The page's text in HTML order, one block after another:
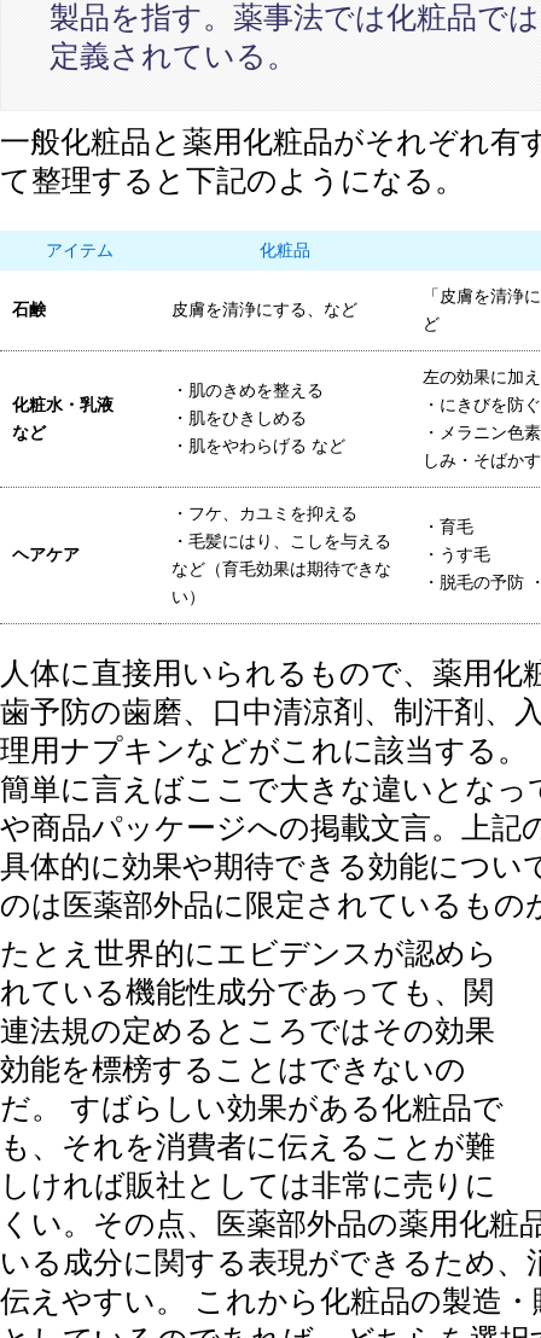
製品を指す。薬事法では化粧品で
定義されている。
一般化粧品と薬用化粧品がそれぞれ有
て整理すると下記のようになる。
アイテム 化粧品
石鹸 皮膚を清浄にする、など
「皮膚を清浄
ど
化粧水・乳液
など
・肌のきめを整える
・肌をひきしめる
・肌をやわらげる など
左の効果に加
・にきびを防ぐ
・メラニン色
しみ・そばか
ヘアケア
・フケ、カユミを抑える
・毛髪にはり、こしを与える
など（育毛効果は期待できな
い）
・育毛
・うす毛
・脱毛の予防
人体に直接用いられるもので、薬用化
歯予防の歯磨、口中清涼剤、制汗剤、
理用ナプキンなどがこれに該当する。
簡単に言えばここで大きな違いとなっ
や商品パッケージへの掲載文言。上記
具体的に効果や期待できる効能につい
のは医薬部外品に限定されているもの
たとえ世界的にエビデンスが認めら
れている機能性成分であっても、関
連法規の定めるところではその効果
効能を標榜することはできないの
だ。 すばらしい効果がある化粧品で
も、それを消費者に伝えることが難
しければ販社としては非常に売りに
くい。その点、医薬部外品の薬用化粧
いる成分に関する表現ができるため、
伝えやすい。 これから化粧品の製造